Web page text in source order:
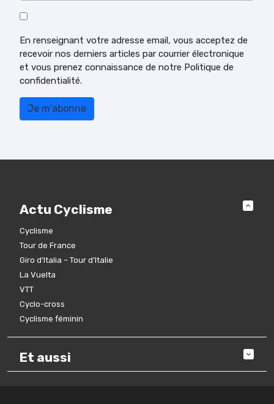
En renseignant votre adresse email, vous acceptez de
recevoir nos derniers articles par courrier électronique
et vous prenez connaissance de notre Politique de
confidentialité.
Actu Cyclisme
Cyclisme
Tour de France
Giro d’Italia – Tour d’Italie
La Vuelta
VTT
Cyclo-cross
Cyclisme féminin
Et aussi